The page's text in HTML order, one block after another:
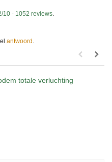
/10 - 1052 reviews
antwoord
totale verluchting